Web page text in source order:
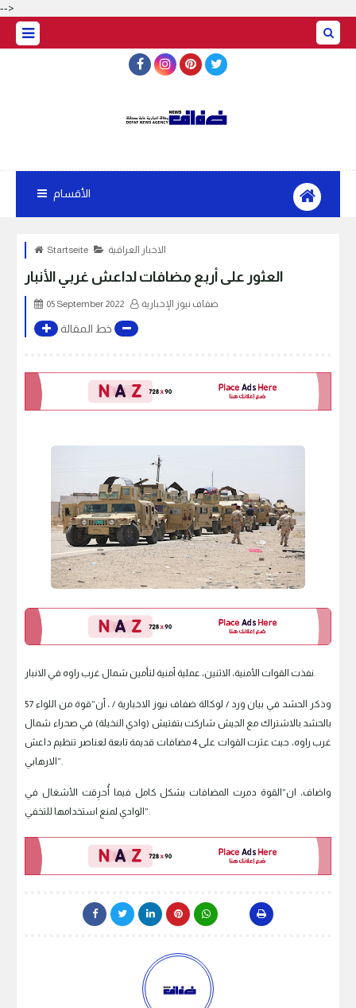
-->
الأقسام
Startseite الاخبار العراقية
العثور على أربع مضافات لداعش غربي الأنبار
05 September 2022 ضفاف نيوز الإخبارية
خط المقالة
نفذت القوات الأمنية، الاثنين، عملية أمنية لتأمين شمال غرب راوه في الانبار.
وذكر الحشد في بيان ورد / لوكالة ضفاف نيوز الاخبارية / ، أن”قوة من اللواء 57
بالحشد بالاشتراك مع الجيش شاركت بتفتيش (وادي النخيلة) في صحراء شمال
غرب راوه، حيث عثرت القوات على 4 مضافات قديمة تابعة لعناصر تنظيم داعش
الارهابي”.
واضاف، ان”القوة دمرت المضافات بشكل كامل فيما أُحرِقت الأشغال في
الوادي لمنع استخدامها للتخفي”.